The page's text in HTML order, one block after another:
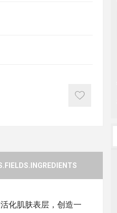
化肌肤表层，创造一